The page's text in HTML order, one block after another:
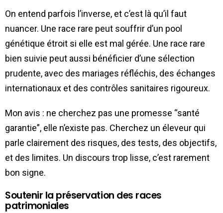
On entend parfois l’inverse, et c’est là qu’il faut
nuancer. Une race rare peut souffrir d’un pool
génétique étroit si elle est mal gérée. Une race rare
bien suivie peut aussi bénéficier d’une sélection
prudente, avec des mariages réfléchis, des échanges
internationaux et des contrôles sanitaires rigoureux.
Mon avis : ne cherchez pas une promesse “santé
garantie”, elle n’existe pas. Cherchez un éleveur qui
parle clairement des risques, des tests, des objectifs,
et des limites. Un discours trop lisse, c’est rarement
bon signe.
Soutenir la préservation des races
patrimoniales